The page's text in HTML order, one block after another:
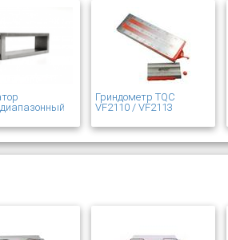
Гриндометр TQC
VF2110 / VF2113